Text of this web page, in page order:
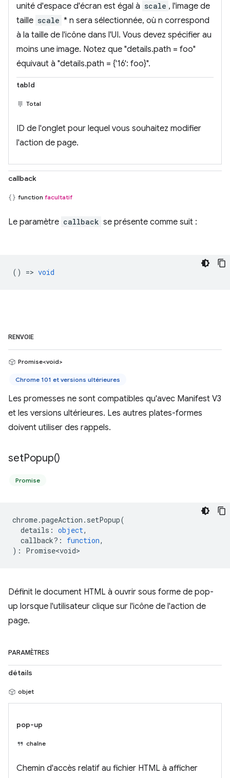
unité d'espace d'écran est égal à scale , l'image de
taille scale * n sera sélectionnée, où n correspond
à la taille de l'icône dans l'UI. Vous devez spécifier au
moins une image. Notez que "details.path = foo"
équivaut à "details.path = {'16': foo}".
tabId
Total
ID de l'onglet pour lequel vous souhaitez modifier
l'action de page.
callback
function facultatif
Le paramètre callback se présente comme suit :
() => void
RENVOIE
Promise<void>
Chrome 101 et versions ultérieures
Les promesses ne sont compatibles qu'avec Manifest V3
et les versions ultérieures. Les autres plates-formes
doivent utiliser des rappels.
setPopup()
Promise
chrome.pageAction . setPopup(
details : object,
callback? : function,
) : Promise<void>
Définit le document HTML à ouvrir sous forme de pop-
up lorsque l'utilisateur clique sur l'icône de l'action de
page.
PARAMÈTRES
détails
objet
pop-up
chaîne
Chemin d'accès relatif au fichier HTML à afficher